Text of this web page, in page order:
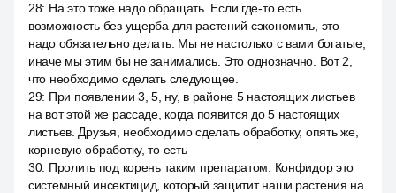
28: На это тоже надо обращать. Если где-то есть
возможность без ущерба для растений сэкономить, это
надо обязательно делать. Мы не настолько с вами богатые,
иначе мы этим бы не занимались. Это однозначно. Вот 2,
что необходимо сделать следующее.
29: При появлении 3, 5, ну, в районе 5 настоящих листьев
на вот этой же рассаде, когда появится до 5 настоящих
листьев. Друзья, необходимо сделать обработку, опять же,
корневую обработку, то есть
30: Пролить под корень таким препаратом. Конфидор это
системный инсектицид, который защитит наши растения на